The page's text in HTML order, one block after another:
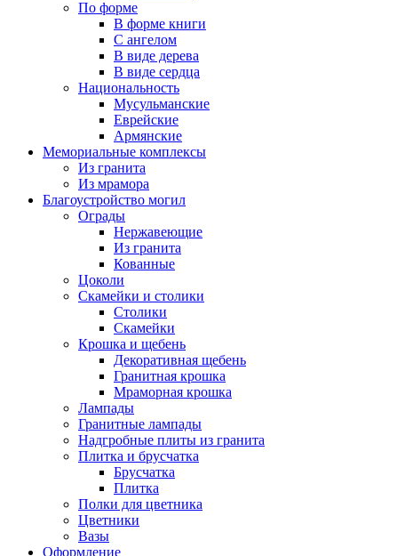
По форме
В форме книги
С ангелом
В виде дерева
В виде сердца
Национальность
Мусульманские
Еврейские
Армянские
Мемориальные комплексы
Из гранита
Из мрамора
Благоустройство могил
Ограды
Нержавеющие
Из гранита
Кованные
Цоколи
Скамейки и столики
Столики
Скамейки
Крошка и щебень
Декоративная щебень
Гранитная крошка
Мраморная крошка
Лампады
Гранитные лампады
Надгробные плиты из гранита
Плитка и брусчатка
Брусчатка
Плитка
Полки для цветника
Цветники
Вазы
Оформление